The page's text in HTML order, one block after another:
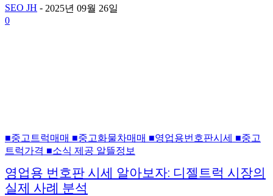
SEO JH - 2025년 09월 26일
0
■중고트럭매매 ■중고화물차매매 ■영업용번호판시세 ■중고
트럭가격 ■소식 제공 알뜰정보
영업용 번호판 시세 알아보자: 디젤트럭 시장의
실제 사례 분석